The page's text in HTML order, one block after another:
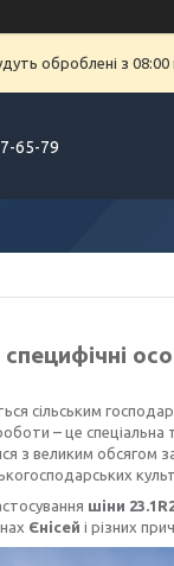
оброблені з
65-79
сільським
– це спеціальна
з великим обсягом
шіни
Єнісей і різних